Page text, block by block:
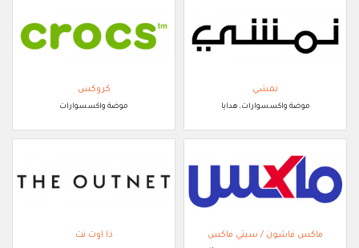
نمشي
موضة واكسسوارات, هدايا
كروكس
موضة واكسسوارات
ماكس فاشون / سيتي ماكس ذا اوت نت